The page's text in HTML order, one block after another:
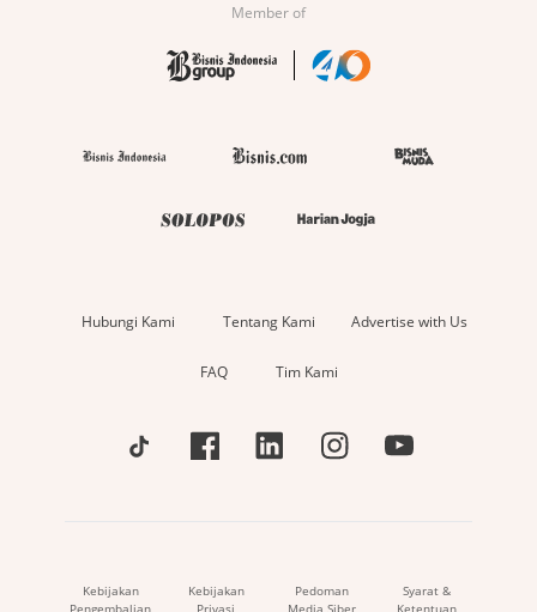
Member of
Hubungi Kami Tentang Kami Advertise with Us
FAQ Tim Kami
Kebijakan
Pengembalian
Kebijakan
Privasi
Pedoman
Media Siber
Syarat &
Ketentuan